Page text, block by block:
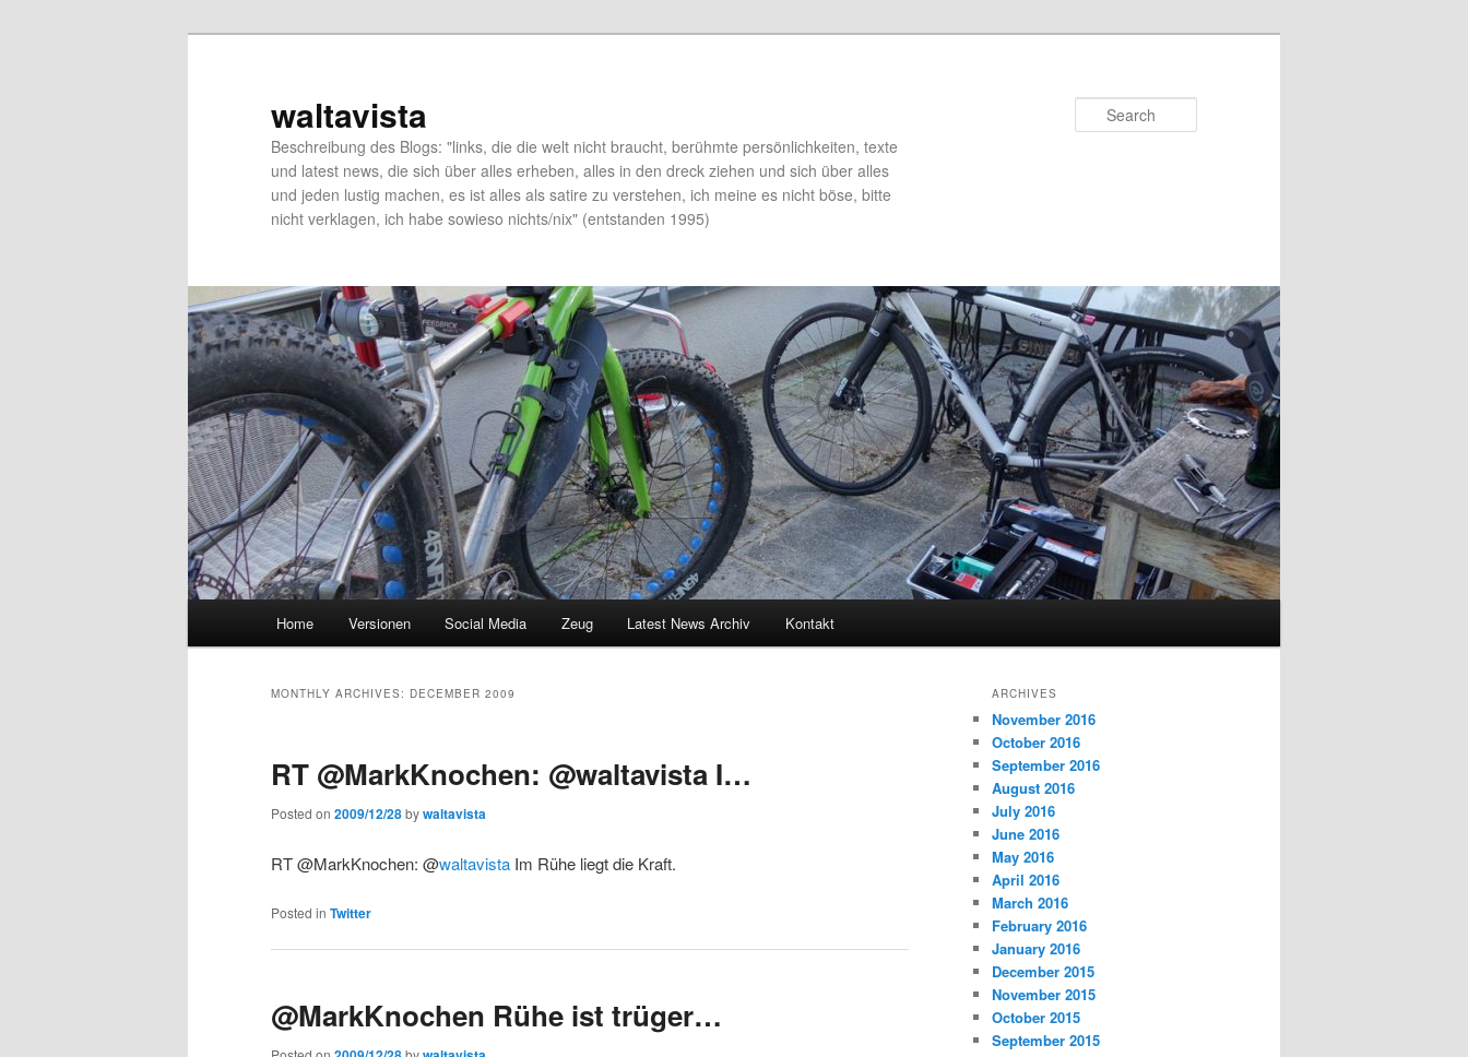
waltavista
Beschreibung des Blogs: "links, die die welt nicht braucht, berühmte persönlichkeiten, texte
und latest news, die sich über alles erheben, alles in den dreck ziehen und sich über alles
und jeden lustig machen, es ist alles als satire zu verstehen, ich meine es nicht böse, bitte
nicht verklagen, ich habe sowieso nichts/nix" (entstanden 1995)
Home Versionen Social Media Zeug Latest News Archiv Kontakt
MONTHLY ARCHIVES: DECEMBER 2009
RT @MarkKnochen: @waltavista I…
Posted on 2009/12/28bywaltavista
RT @MarkKnochen: @waltavista Im Rühe liegt die Kraft.
Posted in Twitter
@MarkKnochen Rühe ist trüger…
ARCHIVES
November 2016
October 2016
September 2016
August 2016
July 2016
June 2016
May 2016
April 2016
March 2016
February 2016
January 2016
December 2015
November 2015
October 2015
September 2015